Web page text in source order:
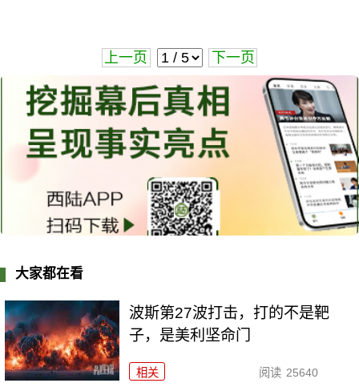
上一页 下一页
大家都在看
波斯第27波打击，打的不是靶
子，是美利坚命门
相关 阅读 25640